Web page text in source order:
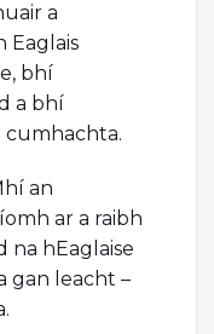
a
Eaglais
bhí
a bhí
cumhachta.
an
ar a raibh
na hEaglaise
gan leacht –